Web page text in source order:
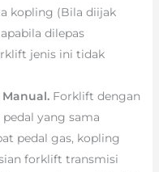
kopling (Bila diijak
dilepas
jenis ini tidak
Forklift dengan
yang sama
pedal gas, kopling
forklift transmisi